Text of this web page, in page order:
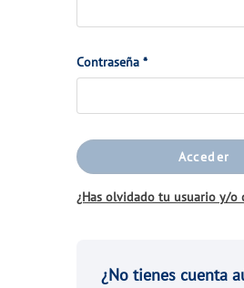
VER TODAS LAS GESTIONES
TU AGUA
CONÓCENOS
NUESTROS COMPROMISOS
Contraseña *(Obligatorio)
Acceder
¿Has olvidado tu usuario y/o
¿No tienes cuenta